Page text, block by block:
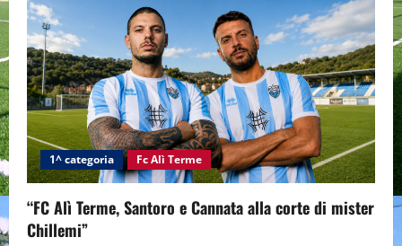
1^ categoria Fc Alì Terme
“FC Alì Terme, Santoro e Cannata alla corte di mister
Chillemi”